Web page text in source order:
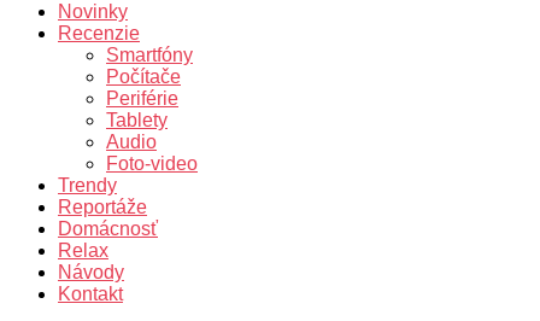
Novinky
Recenzie
Smartfóny
Počítače
Periférie
Tablety
Audio
Foto-video
Trendy
Reportáže
Domácnosť
Relax
Návody
Kontakt